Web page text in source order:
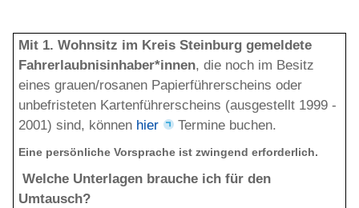
Mit 1. Wohnsitz im Kreis Steinburg gemeldete
Fahrerlaubnisinhaber*innen, die noch im Besitz
eines grauen/rosanen Papierführerscheins oder
unbefristeten Kartenführerscheins (ausgestellt 1999 -
2001) sind, können hier Termine buchen.
Eine persönliche Vorsprache ist zwingend erforderlich.
Welche Unterlagen brauche ich für den
Umtausch?